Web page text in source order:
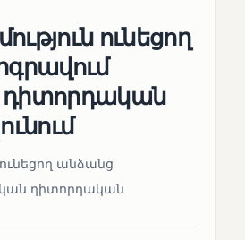
ունեցող
անձանց
դիտորդական